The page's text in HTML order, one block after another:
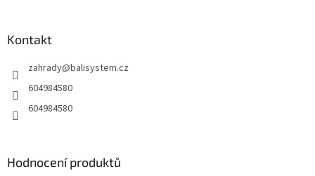
Kontakt
zahrady@balisystem.cz
604984580
604984580
Hodnocení produktů